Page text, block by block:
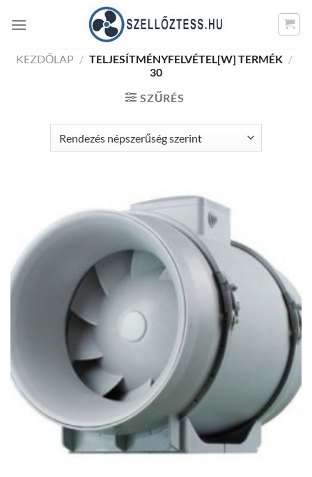
KEZDŐLAP / TELJESÍTMÉNYFELVÉTEL[W] TERMÉK /
30
SZŰRÉS